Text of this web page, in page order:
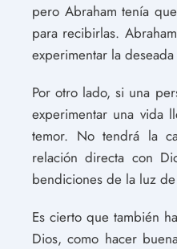
pero Abraham tenía
para recibirlas.
experimentar la
Por otro lado, si una
experimentar una vida
temor. No tendrá la
relación directa con
bendiciones de la luz
Es cierto que también
Dios, como hacer